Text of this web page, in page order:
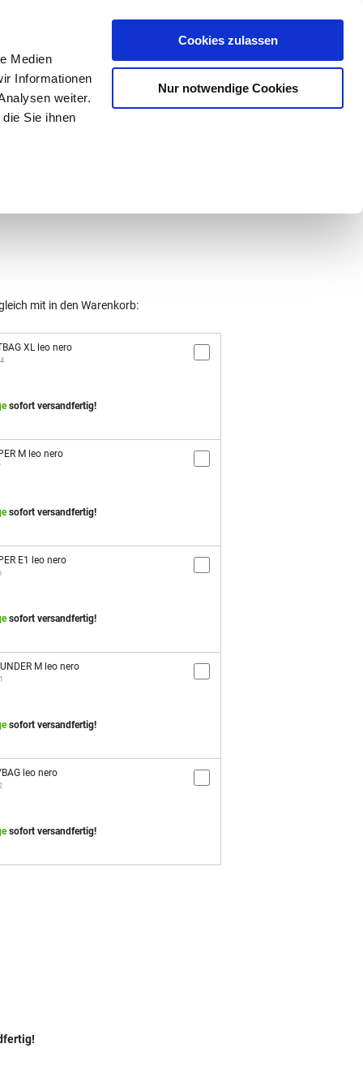
Medien
Informationen
weiter.
Sie ihnen
Cookies zulassen
Nur notwendige Cookies
0,00 €
mit in den Warenkorb:
XL leo nero
sofort versandfertig!
M leo nero
sofort versandfertig!
E1 leo nero
sofort versandfertig!
M leo nero
sofort versandfertig!
leo nero
sofort versandfertig!